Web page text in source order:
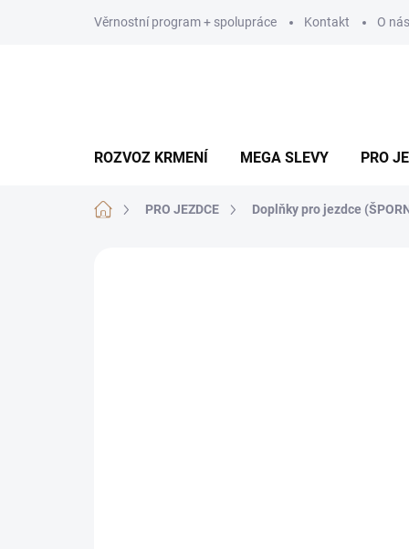
Věrnostní program + spolupráce Kontakt O nás
ROZVOZ KRMENÍ MEGA SLEVY PRO
Domů PRO JEZDCE Doplňky pro jezdce